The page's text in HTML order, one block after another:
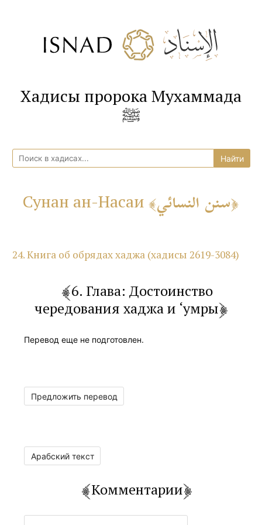
Хадисы пророка Мухаммада
ﷺ
Сунан ан-Насаи سنن النسائي
24. Книга об обрядах хаджа (хадисы 2619-3084)
6. Глава: Достоинство
чередования хаджа и ‘умры
Перевод еще не подготовлен.
Предложить перевод
Арабский текст
Комментарии